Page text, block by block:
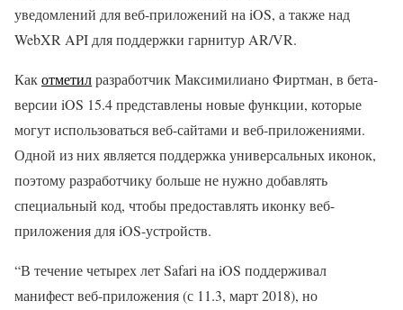
уведомлений для веб-приложений на iOS, а также над
WebXR API для поддержки гарнитур AR/VR.
Какотметилразработчик Максимилиано Фиртман, в бета-
версии iOS 15.4 представлены новые функции, которые
могут использоваться веб-сайтами и веб-приложениями.
Одной из них является поддержка универсальных иконок,
поэтому разработчику больше не нужно добавлять
специальный код, чтобы предоставлять иконку веб-
приложения для iOS-устройств.
“В течение четырех лет Safari на iOS поддерживал
манифест веб-приложения (с 11.3, март 2018), но